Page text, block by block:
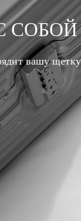
СОБОЙ
вашу щетку